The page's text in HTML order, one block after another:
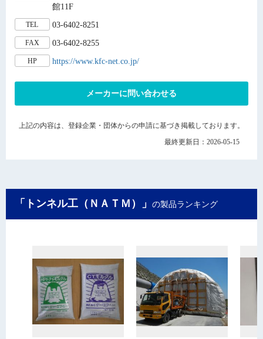
館11F
TEL 03-6402-8251
FAX 03-6402-8255
HP https://www.kfc-net.co.jp/
メーカーに問い合わせる
上記の内容は、登録企業・団体からの申請に基づき掲載しております。
最終更新日：2026-05-15
「トンネル工（ＮＡＴＭ）」 の製品ランキング